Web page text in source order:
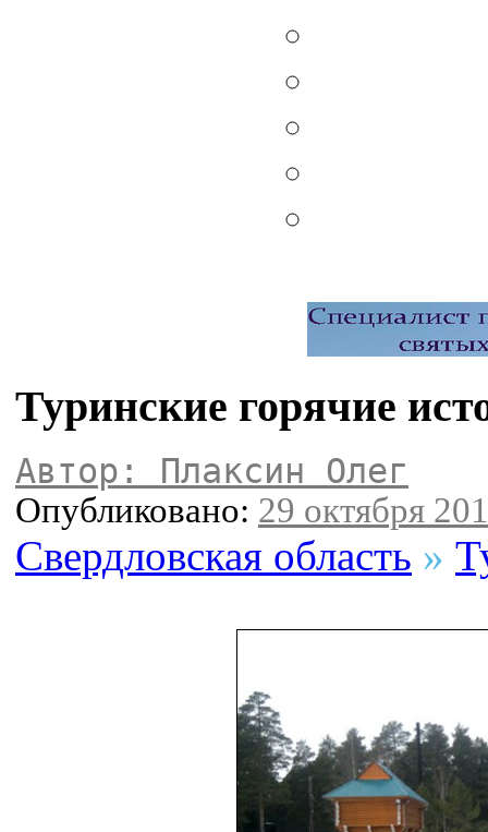
Туринские горячие
Автор: Плаксин Олег
Опубликовано: 29 октября
Свердловская область »